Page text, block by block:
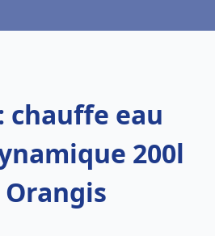
chauffe eau
200l
Orangis